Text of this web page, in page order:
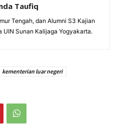
Taufiq
Tengah, dan Alumni S3 Kajian
UIN Sunan Kalijaga Yogyakarta.
kementerian luar negeri